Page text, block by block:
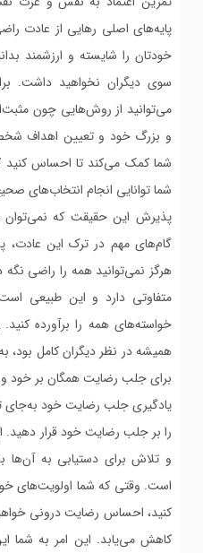
پایه‌های اصلی رهایی از عادت
خودتان را شایسته و ارزشمند
سوی دیگران نخواهید داشت.
می‌توانید از روش‌هایی چون
و بزرگ خود و تعیین اهداف
شما کمک می‌کند تا احساس کنید
شما توانایی انجام انتخاب‌های
پذیرش این حقیقت که
گام‌های مهم در ترک این
هرگز نمی‌توانید همه را راضی نگه
متفاوتی دارد و این طبیعی
خواسته‌های همه را برآورده
همیشه در نظر دیگران کامل بود،
برای جلب رضایت همگان بر خود
یادگیری جلب رضایت خود به‌جای
را بر جلب رضایت خود قرار
و تلاش برای دستیابی به آن‌ها
است. وقتی که شما اولویت‌های
کنید، احساس رضایت درونی
کاهش می‌یابد. این امر به شما